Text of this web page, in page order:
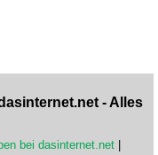
- Alles
bei dasinternet.net